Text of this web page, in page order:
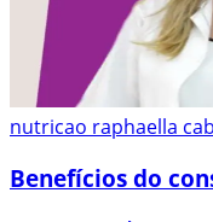
nutricao raphaella
Benefícios do